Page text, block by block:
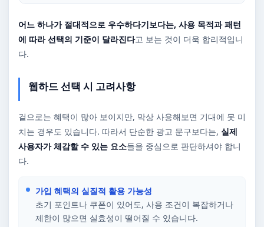
어느 하나가 절대적으로 우수하다기보다는, 사용 목적과 패턴
에 따라 선택의 기준이 달라진다고 보는 것이 더욱 합리적입니
다.
웹하드 선택 시 고려사항
겉으로는 혜택이 많아 보이지만, 막상 사용해보면 기대에 못 미
치는 경우도 있습니다. 따라서 단순한 광고 문구보다는, 실제
사용자가 체감할 수 있는 요소들을 중심으로 판단하셔야 합니
다.
가입 혜택의 실질적 활용 가능성
초기 포인트나 쿠폰이 있어도, 사용 조건이 복잡하거나
제한이 많으면 실효성이 떨어질 수 있습니다.